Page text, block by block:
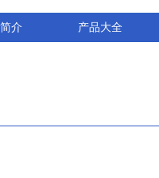
介 产品大全